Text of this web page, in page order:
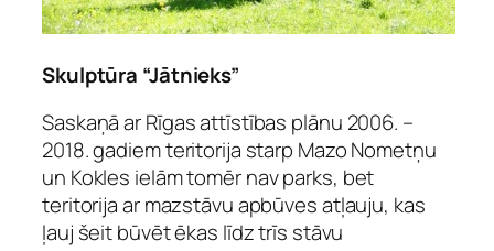
Skulptūra “Jātnieks”
Saskaņā ar Rīgas attīstības plānu 2006. –
2018. gadiem teritorija starp Mazo Nometņu
un Kokles ielām tomēr nav parks, bet
teritorija ar mazstāvu apbūves atļauju, kas
ļauj šeit būvēt ēkas līdz trīs stāvu